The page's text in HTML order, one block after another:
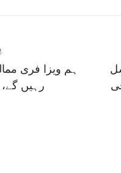
ہم ویزا فری
رہیں گے،